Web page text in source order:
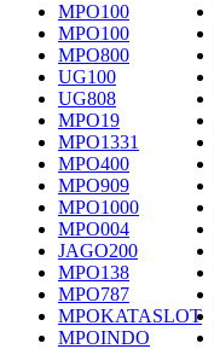
MPO100
MPO100
MPO800
UG100
UG808
MPO19
MPO1331
MPO400
MPO909
MPO1000
MPO004
JAGO200
MPO138
MPO787
MPOKATASLOT
MPOINDO